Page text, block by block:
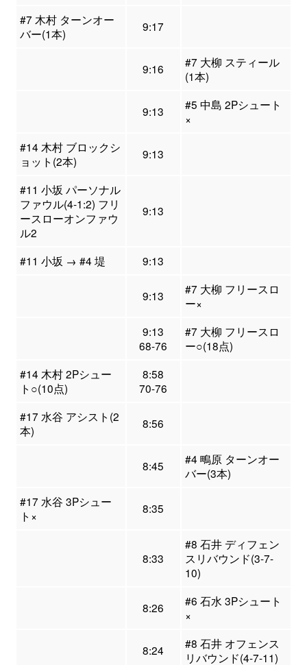
#7 木村 ターンオー
バー(1本)
9:17
9:16
#7 大柳 スティール
(1本)
9:13
#5 中島 2Pシュート
×
#14 木村 ブロックシ
ョット(2本)
9:13
#11 小坂 パーソナル
ファウル(4-1:2) フリ
ースローオンファウ
ル2
9:13
#11 小坂 → #4 堤 9:13
9:13
#7 大柳 フリースロ
ー×
9:13
68-76
#7 大柳 フリースロ
ー○(18点)
#14 木村 2Pシュー
ト○(10点)
8:58
70-76
#17 水谷 アシスト(2
本)
8:56
8:45
#4 鴫原 ターンオー
バー(3本)
#17 水谷 3Pシュー
ト×
8:35
8:33
#8 石井 ディフェン
スリバウンド(3-7-
10)
8:26
#6 石水 3Pシュート
×
8:24
#8 石井 オフェンス
リバウンド(4-7-11)